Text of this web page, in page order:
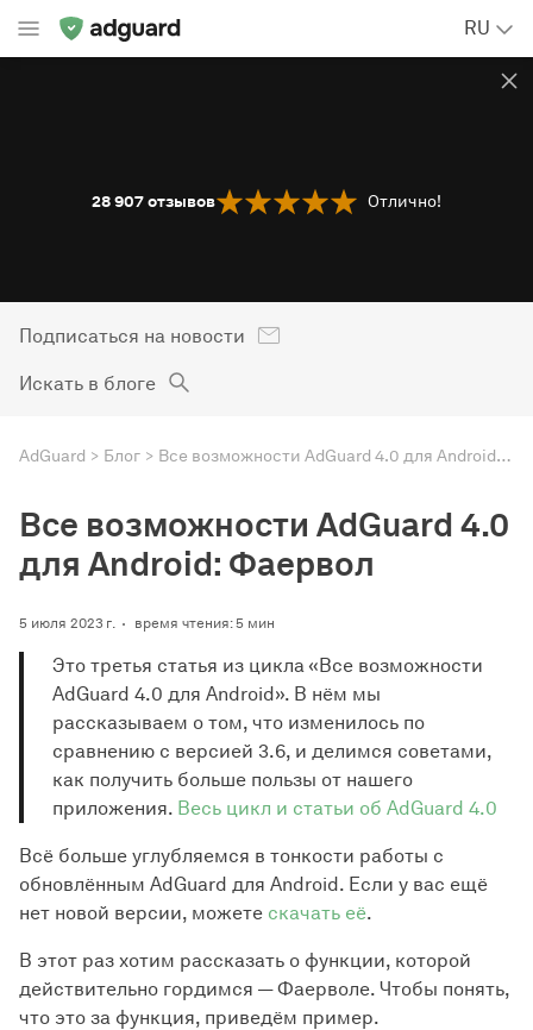
RU
28 907отзывов Отлично!
Подписаться на новости
Искать в блоге
AdGuard Блог Все возможности AdGuard 4.0 для Android: Фаервол
Все возможности AdGuard 4.0
для Android: Фаервол
5 июля 2023 г. время чтения: 5 мин
Это третья статья из цикла «Все возможности
AdGuard 4.0 для Android». В нём мы
рассказываем о том, что изменилось по
сравнению с версией 3.6, и делимся советами,
как получить больше пользы от нашего
приложения. Весь цикл и статьи об AdGuard 4.0
Всё больше углубляемся в тонкости работы с
обновлённым AdGuard для Android. Если у вас ещё
нет новой версии, можете скачать её.
В этот раз хотим рассказать о функции, которой
действительно гордимся — Фаерволе. Чтобы понять,
что это за функция, приведём пример.